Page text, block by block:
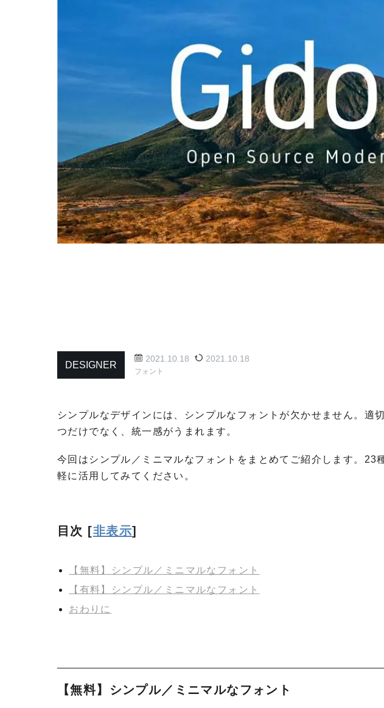
DESIGNER
2021.10.18 2021.10.18
フォント
シンプルなデザインには、シンプルなフォントが欠かせません。適
つだけでなく、統一感がうまれます。
今回はシンプル／ミニマルなフォントをまとめてご紹介します。23
軽に活用してみてください。
目次 [非表示]
【無料】シンプル／ミニマルなフォント
【有料】シンプル／ミニマルなフォント
おわりに
【無料】シンプル／ミニマルなフォント